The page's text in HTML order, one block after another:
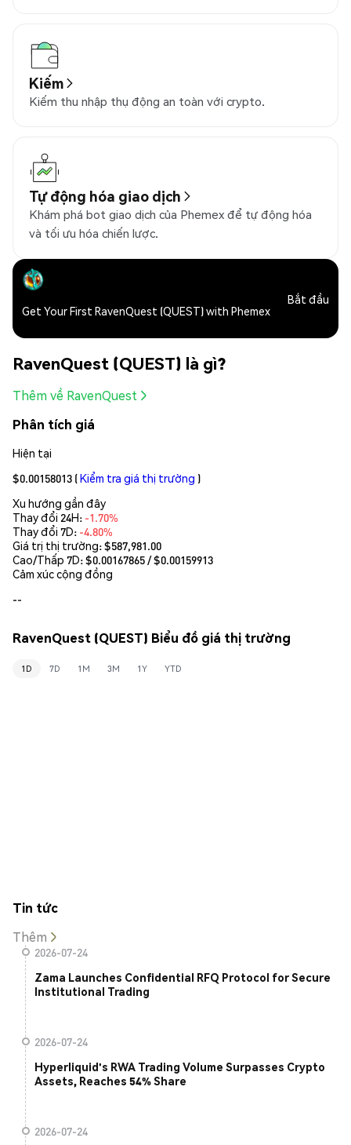
Kiếm
Kiếm thu nhập thụ động an toàn với crypto.
Tự động hóa giao dịch
Khám phá bot giao dịch của Phemex để tự động hóa
và tối ưu hóa chiến lược.
Get Your First RavenQuest (QUEST) with Phemex
Bắt đầu
RavenQuest (QUEST) là gì?
Thêm về RavenQuest
Phân tích giá
Hiện tại
$0.00158013 (Kiểm tra giá thị trường )
Xu hướng gần đây
Thay đổi 24H: -1.70%
Thay đổi 7D: -4.80%
Giá trị thị trường:$587,981.00
Cao/Thấp 7D: $0.00167865/ $0.00159913
Cảm xúc cộng đồng
--
RavenQuest (QUEST) Biểu đồ giá thị trường
1D 7D 1M 3M 1Y YTD
Tin tức
Thêm
2026-07-24
Zama Launches Confidential RFQ Protocol for Secure
Institutional Trading
2026-07-24
Hyperliquid's RWA Trading Volume Surpasses Crypto
Assets, Reaches 54% Share
2026-07-24